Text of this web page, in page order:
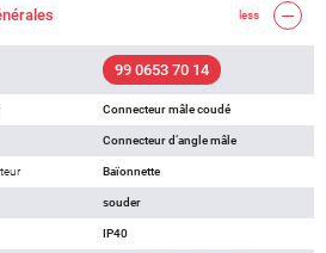
less
99 0653 70 14
Connecteur mâle coudé
Connecteur d‘angle mâle
Baïonnette
souder
IP40